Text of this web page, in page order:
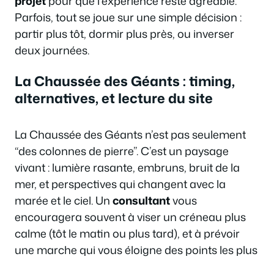
Parfois, tout se joue sur une simple décision :
partir plus tôt, dormir plus près, ou inverser
deux journées.
La Chaussée des Géants : timing,
alternatives, et lecture du site
La Chaussée des Géants n’est pas seulement
“des colonnes de pierre”. C’est un paysage
vivant : lumière rasante, embruns, bruit de la
mer, et perspectives qui changent avec la
marée et le ciel. Unconsultantvous
encouragera souvent à viser un créneau plus
calme (tôt le matin ou plus tard), et à prévoir
une marche qui vous éloigne des points les plus